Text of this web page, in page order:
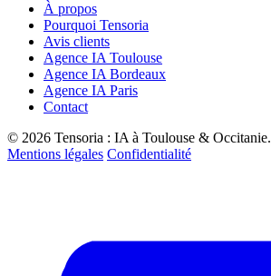
À propos
Pourquoi Tensoria
Avis clients
Agence IA Toulouse
Agence IA Bordeaux
Agence IA Paris
Contact
© 2026 Tensoria : IA à Toulouse & Occitanie.
Mentions légales Confidentialité